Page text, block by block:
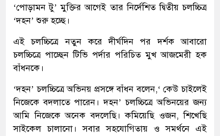
‘পোড়ামন টু’ মুক্তির আগেই তার নির্দেশিত দ্বিতীয় চলচ্চিত্র
‘দহন’ শুরু হচ্ছে।
এই চলচ্চিত্রে নতুন করে দীর্ঘদিন পর দর্শক আবারো
চলচ্চিত্রে পাচ্ছেন টিভি পর্দার পরিচিত মুখ আজমেরী হক
বাঁধনকে।
‘দহন’ চলচ্চিত্রে অভিনয় প্রসঙ্গে বাঁধন বলেন,‘ কেউ চাইলেই
নিজেকে বদলাতে পারেন। দহন’ চলচ্চিত্রে অভিনয়ের জন্য
আমি নিজেকে অনেক বদলেছি। কমিয়েছি ওজন, শিখেছি
সাইকেল চালানো। সবার সহযোগিতায় ও সমর্থনে এই